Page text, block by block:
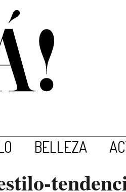
BELLEZA